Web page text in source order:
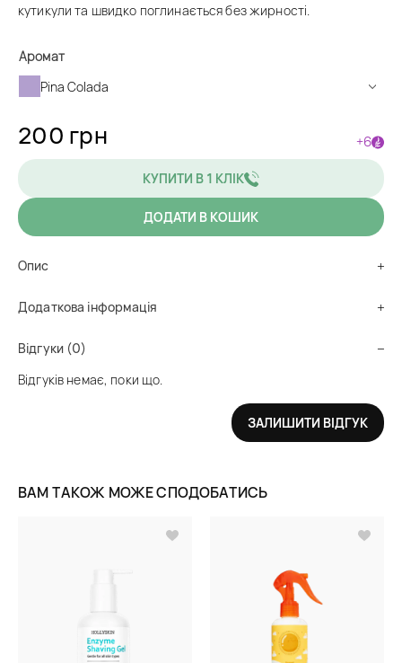
кутикули та швидко поглинається без жирності.
Аромат
Pina Colada
200 грн +6
КУПИТИ В 1 КЛІК
ДОДАТИ В КОШИК
Опис
Додаткова інформація
Відгуки (0)
Відгуків немає, поки що.
ЗАЛИШИТИ ВІДГУК
ВАМ ТАКОЖ МОЖЕ СПОДОБАТИСЬ